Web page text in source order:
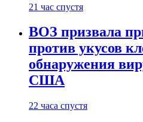
21 час спустя
ВОЗ призвала
против укусов
обнаружения
США
22 часа спустя